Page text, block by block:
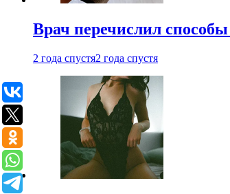
Врач перечислил способы
2 года спустя2 года спустя